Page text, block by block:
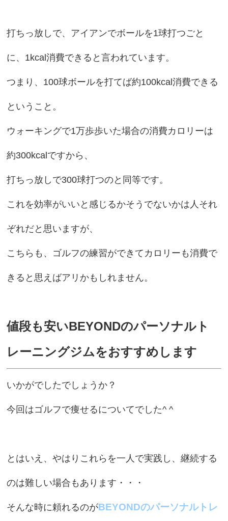
打ちっ放しで、アイアンでボールを1球打つごと
に、1kcal消費できると言われています。
つまり、100球ボールを打てば約100kcal消費できる
ということ。
ウォーキングで1万歩歩いた場合の消費カロリーは
約300kcalですから、
打ちっ放しで300球打つのと同等です。
これを効率がいいと感じるかそうでないかは人それ
ぞれだと思いますが、
こちらも、ゴルフの練習ができてカロリーも消費で
きると思えばアリかもしれません。
値段も安いBEYONDのパーソナルト
レーニングジムをおすすめします
いかがでしたでしょうか？
今回はゴルフで痩せるについてでした^ ^
とはいえ、やはりこれらを一人で実践し、継続する
のは難しい場合もあります・・・
そんな時に頼れるのがBEYONDのパーソナルトレ